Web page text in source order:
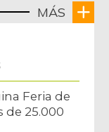
MÁS
Feria de
de 25.000